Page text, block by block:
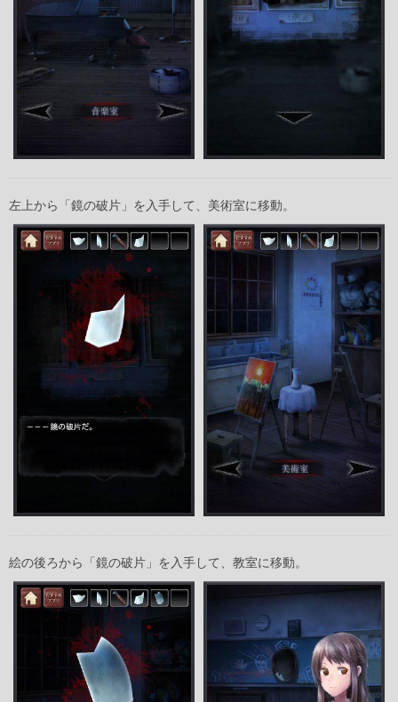
左上から「鏡の破片」を入手して、美術室に移動。
絵の後ろから「鏡の破片」を入手して、教室に移動。